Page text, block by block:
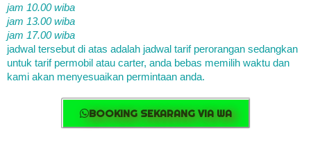
jam 10.00 wiba
jam 13.00 wiba
jam 17.00 wiba
jadwal tersebut di atas adalah jadwal tarif perorangan sedangkan
untuk tarif permobil atau carter, anda bebas memilih waktu dan
kami akan menyesuaikan permintaan anda.
BOOKING SEKARANG VIA WA